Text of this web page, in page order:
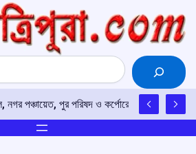
নগর পঞ্চায়েত, পুর পরিষদ ও কর্পোরেশন নির্বাচন নিয়ে